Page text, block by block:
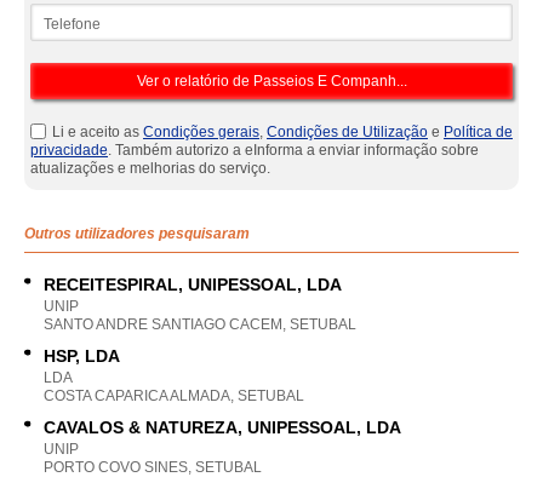
Li e aceito as Condições gerais, Condições de Utilização e Política de
privacidade. Também autorizo a eInforma a enviar informação sobre
atualizações e melhorias do serviço.
Outros utilizadores pesquisaram
RECEITESPIRAL, UNIPESSOAL, LDA
UNIP
SANTO ANDRE SANTIAGO CACEM, SETUBAL
HSP, LDA
LDA
COSTA CAPARICA ALMADA, SETUBAL
CAVALOS & NATUREZA, UNIPESSOAL, LDA
UNIP
PORTO COVO SINES, SETUBAL